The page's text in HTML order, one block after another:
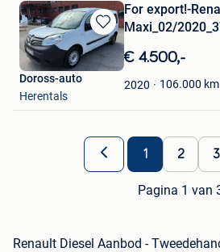
Bewaren
in
Mijn
Favorieten
For export!-
Maxi_02/
€ 4.500,-
2020 106.000 km
Doross-auto
Herentals
1 2 3
Pagina 1 van
Renault Diesel Aanbod -